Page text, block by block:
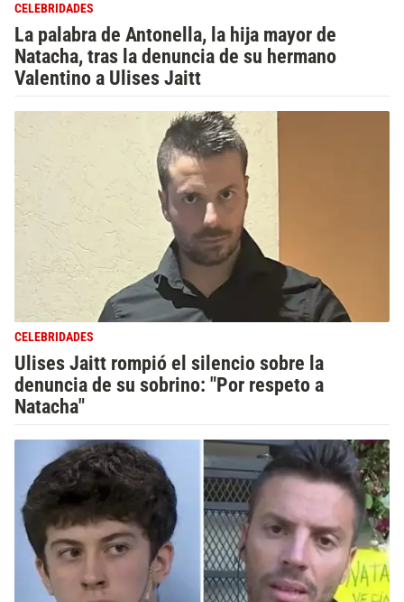
CELEBRIDADES
La palabra de Antonella, la hija mayor de
Natacha, tras la denuncia de su hermano
Valentino a Ulises Jaitt
CELEBRIDADES
Ulises Jaitt rompió el silencio sobre la
denuncia de su sobrino: "Por respeto a
Natacha"